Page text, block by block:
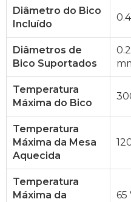
Diâmetro do Bico
Incluído
Diâmetros de
Bico Suportados
Temperatura
Máxima do Bico
Temperatura
Máxima da Mesa
Aquecida
Temperatura
Máxima da
65